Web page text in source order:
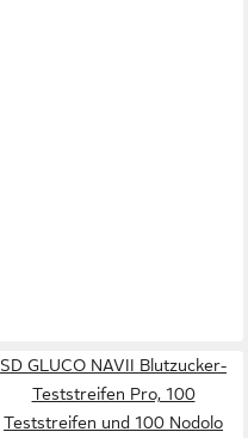
SD GLUCO NAVII Blutzucker-
Teststreifen Pro, 100
Teststreifen und 100 Nodolo